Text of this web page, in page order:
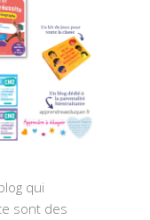
qui
sont des